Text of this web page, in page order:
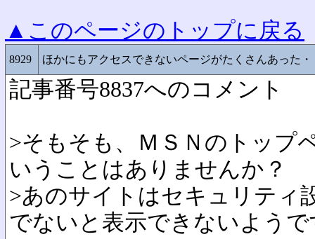
▲このページのトップに戻る
8929 ほかにもアクセスできないページがたくさんあった・
記事番号8837へのコメント
>そもそも、ＭＳＮのトップ
いうことはありませんか？
>あのサイトはセキュリティ
でないと表示できないよう